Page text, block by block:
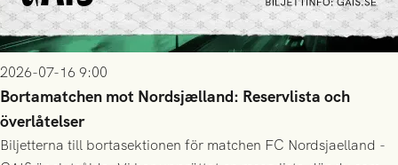
2026-07-16 9:00
Bortamatchen mot Nordsjælland: Reservlista och
överlåtelser
Biljetterna till bortasektionen för matchen FC Nordsjaelland -